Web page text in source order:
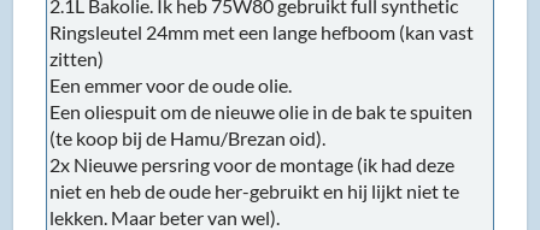
2.1L Bakolie. Ik heb 75W80 gebruikt full synthetic
Ringsleutel 24mm met een lange hefboom (kan vast
zitten)
Een emmer voor de oude olie.
Een oliespuit om de nieuwe olie in de bak te spuiten
(te koop bij de Hamu/Brezan oid).
2x Nieuwe persring voor de montage (ik had deze
niet en heb de oude her-gebruikt en hij lijkt niet te
lekken. Maar beter van wel).